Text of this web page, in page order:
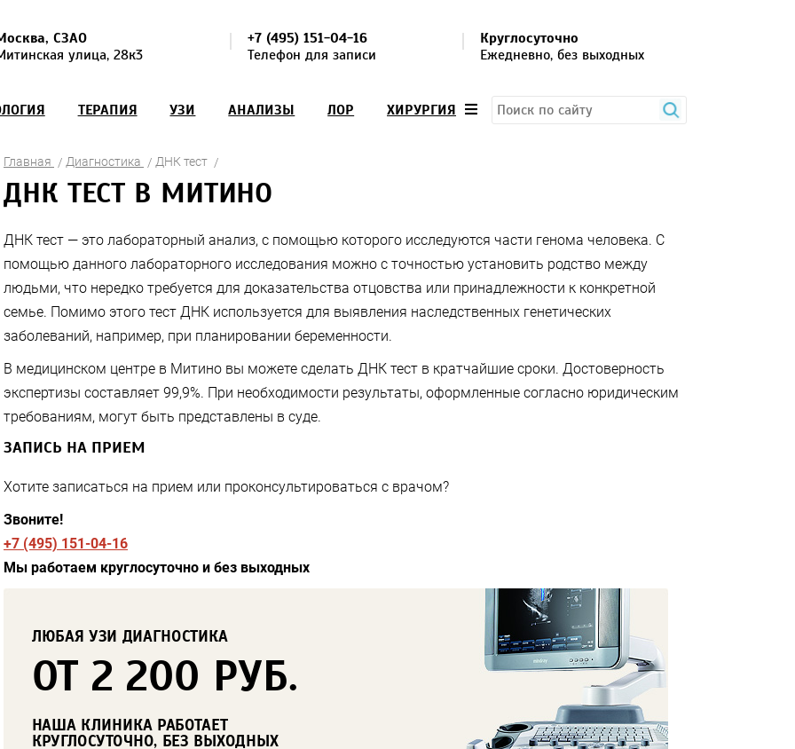
СЗАО
улица, 28к3
+7 (495) 151-04-16
Телефон для записи
Круглосуточно
Ежедневно, без выходных
ТЕРАПИЯ УЗИ АНАЛИЗЫ ЛОР ХИРУРГИЯ
Главная Диагностика ДНК тест
ДНК ТЕСТ В МИТИНО
ДНК тест — это лабораторный анализ, с помощью которого исследуются части генома человека. С
помощью данного лабораторного исследования можно с точностью установить родство между
людьми, что нередко требуется для доказательства отцовства или принадлежности к конкретной
семье. Помимо этого тест ДНК используется для выявления наследственных генетических
заболеваний, например, при планировании беременности.
В медицинском центре в Митино вы можете сделать ДНК тест в кратчайшие сроки. Достоверность
экспертизы составляет 99,9%. При необходимости результаты, оформленные согласно юридическим
требованиям, могут быть представлены в суде.
ЗАПИСЬ НА ПРИЕМ
Хотите записаться на прием или проконсультироваться с врачом?
Звоните!
+7 (495) 151-04-16
Мы работаем круглосуточно и без выходных